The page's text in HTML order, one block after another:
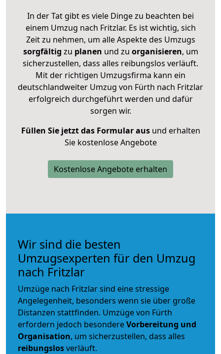
In der Tat gibt es viele Dinge zu beachten bei
einem Umzug nach Fritzlar. Es ist wichtig, sich
Zeit zu nehmen, um alle Aspekte des Umzugs
sorgfältig zu planen und zu organisieren, um
sicherzustellen, dass alles reibungslos verläuft.
Mit der richtigen Umzugsfirma kann ein
deutschlandweiter Umzug von Fürth nach Fritzlar
erfolgreich durchgeführt werden und dafür
sorgen wir.
Füllen Sie jetzt das Formular ausund erhalten
Sie kostenlose Angebote
Kostenlose Angebote erhalten
Wir sind die besten
Umzugsexperten für den Umzug
nach Fritzlar
Umzüge nach Fritzlar sind eine stressige
Angelegenheit, besonders wenn sie über große
Distanzen stattfinden. Umzüge von Fürth
erfordern jedoch besondereVorbereitung und
Organisation, um sicherzustellen, dass alles
reibungslosverläuft.